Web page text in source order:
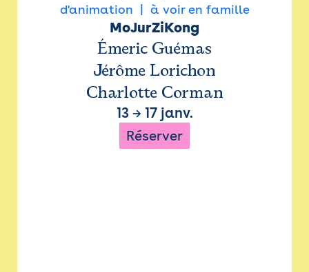
d'animation
à voir en famille
MoJurZiKong
Émeric Guémas
Jérôme Lorichon
Charlotte Corman
13→ 17 janv.
Réserver